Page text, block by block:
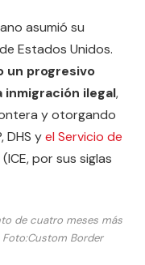
asumió su
Estados Unidos.
un progresivo
inmigración ilegal,
y otorgando
DHS yel Servicio de
(ICE, por sus siglas
de cuatro meses más
Foto:Custom Border